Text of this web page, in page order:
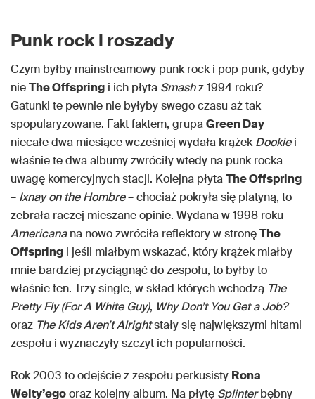
Punk rock i roszady
Czym byłby mainstreamowy punk rock i pop punk, gdyby
nieThe Offspring i ich płyta Smashz 1994 roku?
Gatunki te pewnie nie byłyby swego czasu aż tak
spopularyzowane. Fakt faktem, grupaGreen Day
niecałe dwa miesiące wcześniej wydała krążekDookiei
właśnie te dwa albumy zwróciły wtedy na punk rocka
uwagę komercyjnych stacji. Kolejna płytaThe Offspring
– Ixnay on the Hombre– chociaż pokryła się platyną, to
zebrała raczej mieszane opinie. Wydana w 1998 roku
Americanana nowo zwróciła reflektory w stronęThe
Offspring i jeśli miałbym wskazać, który krążek miałby
mnie bardziej przyciągnąć do zespołu, to byłby to
właśnie ten. Trzy single, w skład których wchodzą The
Pretty Fly (For A White Guy), Why Don’t You Get a Job?
oraz The Kids Aren’t Alrightstały się największymi hitami
zespołu i wyznaczyły szczyt ich popularności.
Rok 2003 to odejście z zespołu perkusisty Rona
Welty’egooraz kolejny album. Na płytę Splinterbębny